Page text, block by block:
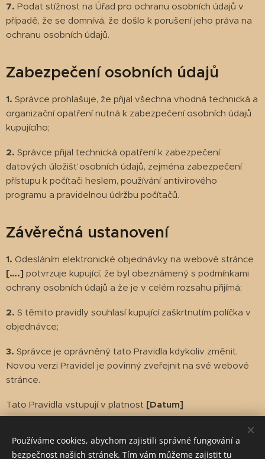
7. Podat stížnost na Úřad pro ochranu osobních údajů v
případě, že se domnívá, že došlo k porušení jeho práva na
ochranu osobních údajů.
Zabezpečení osobních údajů
1. Správce prohlašuje, že přijal všechna vhodná technická a
organizační opatření nutná k zabezpečení osobních údajů
kupujícího;
2. Správce přijal technická opatření k zabezpečení
datových úložišť osobních údajů, zejména zabezpečení
přístupu k počítači heslem, používání antivirového
programu a pravidelnou údržbu počítačů.
Závěrečná ustanovení
1. Odesláním elektronické objednávky na webové stránce
[….] potvrzuje kupující, že byl obeznámený s podmínkami
ochrany osobních údajů a že je v celém rozsahu přijímá;
2. S těmito pravidly souhlasí kupující zaškrtnutím políčka v
objednávce;
3. Správce je oprávněný tato Pravidla kdykoliv změnit.
Novou verzi Pravidel je povinný zveřejnit na své webové
stránce.
Tato Pravidla vstupují v platnost [Datum]
Používáme cookies, abychom zajistili správné fungování a
bezpečnost našich stránek. Tím vám můžeme zajistit tu